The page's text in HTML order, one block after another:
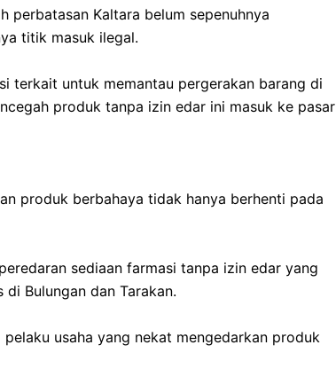
perbatasan Kaltara belum sepenuhnya
titik masuk ilegal.
terkait untuk memantau pergerakan barang di
produk tanpa izin edar ini masuk ke pasar
produk berbahaya tidak hanya berhenti pada
sediaan farmasi tanpa izin edar yang
Bulungan dan Tarakan.
usaha yang nekat mengedarkan produk